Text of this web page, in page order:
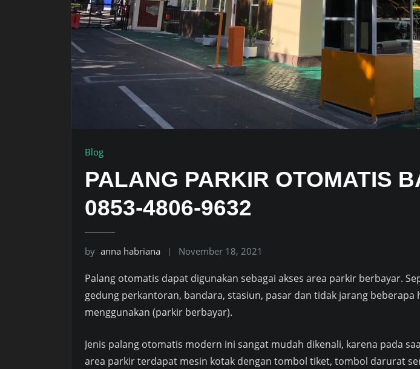
Blog
PALANG PARKIR OTOMATIS
0853-4806-9632
by anna habriana November 18, 2021
Palang otomatis dapat digunakan sebagai akses area parkir berbayar.
gedung perkantoran, bandara, stasiun, pasar dan tidak jarang beberapa
menggunakan (parkir berbayar).
Jenis palang otomatis modern ini sangat mudah dikenali, karena pada
area parkir terdapat mesin kotak dengan tombol tiket, tombol darurat